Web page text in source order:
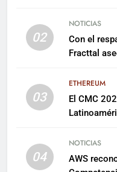
02
NOTICIAS
Con el
Fracttal
03
ETHEREUM
El CMC
04
NOTICIAS
AWS